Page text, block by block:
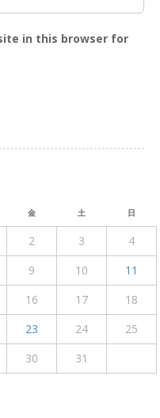
in this browser for
金 土 日
2 3
4
9 10
11
16 17
18
23 24
25
30
31